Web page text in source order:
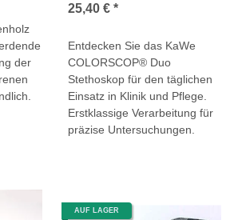
der
25,40 € *
Entdecken Sie das KaWe
COLORSCOP® Duo
Stethoskop für den täglichen
Einsatz in Klinik und Pflege.
Erstklassige Verarbeitung für
präzise Untersuchungen.
AUF LAGER